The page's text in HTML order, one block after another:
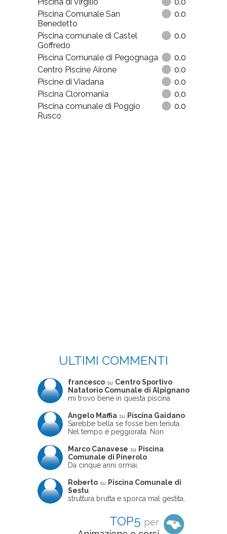
Piscina Comunale San
Benedetto
0.0
Piscina comunale di Castel
Goffredo
0.0
Piscina Comunale di Pegognaga
0.0
Centro Piscine Airone
0.0
Piscine di Viadana
0.0
Piscina Cloromania
0.0
Piscina comunale di Poggio
Rusco
0.0
ULTIMI COMMENTI
francesco su Centro Sportivo
Natatorio Comunale di Alpignano
mi trovo bene in questa piscina
Angelo Maffia su
Piscina Gaidano
Sarebbe bella se fosse ben tenuta.
Nel tempo è peggiorata. Non
ne usciva insieme a me non ha
ritrovato le sue scarpe! Peccato
perché potrebbe essere un'ottima
frequentata non magnificamente
Marco Canavese su
Piscina
Comunale di Pinerolo
Da cinque anni ormai,
pomeriggio trascorro cinque-sei ore
in questa magnifica piscina con i miei
due figli che sono letteralmente
piccola, un po' in vasca grande, negli
spazi riservati al nuoto libero,
Roberto su
Piscina Comunale di
Sestu
struttura brutta e sporca mal gestita,
poco professionale. la sconsiglio a
tutti coloro che amano le cose fatte
seriamente poiché é tutto
TOP5 per